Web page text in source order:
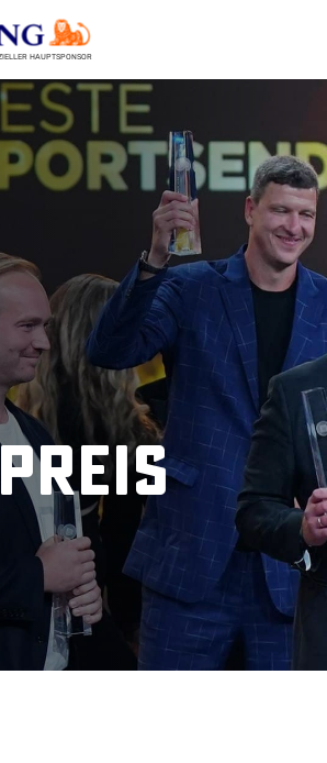
HAUPTSPONSOR